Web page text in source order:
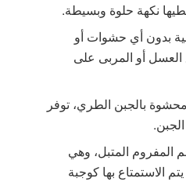
نكهة حلوة وبسيطة.
بدون أي حشوات أو
أو المربى على
بالجبن الطري، توفر
المفروم المتبل، وهي
الاستمتاع بها كوجبة